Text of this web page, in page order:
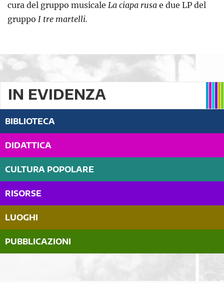
cura del gruppo musicale La ciapa rusa e due LP del
gruppo I tre martelli.
IN EVIDENZA
BIBLIOTECA
DIDATTICA
CULTURA POPOLARE
RISORSE
LUOGHI
PUBBLICAZIONI